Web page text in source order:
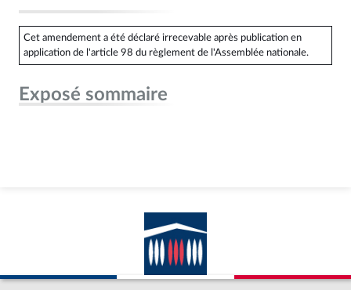
Cet amendement a été déclaré irrecevable après publication en
application de l'article 98 du règlement de l'Assemblée nationale.
Exposé sommaire